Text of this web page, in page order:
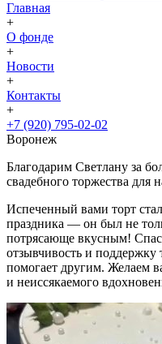
Главная
+
О фонде
+
Новости
+
Контакты
+
+7 (920) 795-02-02
Воронеж
Благодарим Светлану за
свадебного торжества для
Испеченный вами торт
праздника — он был не
потрясающе вкусным!
отзывчивость и поддержку
помогает другим. Желаем
и неиссякаемого